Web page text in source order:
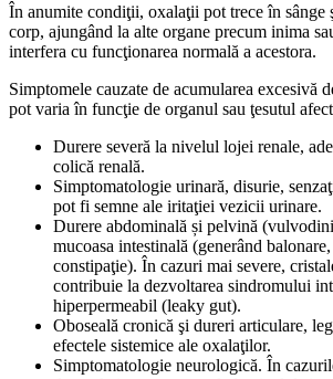
În anumite condiţii, oxalaţii pot trece în sânge
corp, ajungând la alte organe precum inima
interfera cu funcţionarea normală a acestora.
Simptomele cauzate de acumularea excesivă
pot varia în funcţie de organul sau ţesutul
Durere severă la nivelul lojei renale,
colică renală.
Simptomatologie urinară, disurie,
pot fi semne ale iritaţiei vezicii urinare.
Durere abdominală și pelvină
mucoasa intestinală (generând
constipaţie). În cazuri mai severe,
contribuie la dezvoltarea sindromului
hiperpermeabil (leaky gut).
Oboseală cronică şi dureri articulare,
efectele sistemice ale oxalaţilor.
Simptomatologie neurologică. În